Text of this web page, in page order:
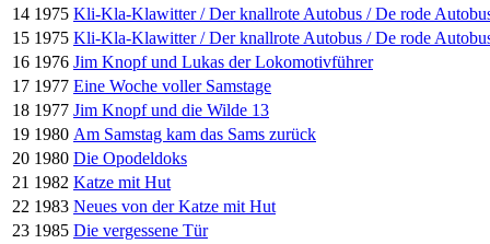
14 1975 Kli-Kla-Klawitter / Der knallrote Autobus / De rode
15 1975 Kli-Kla-Klawitter / Der knallrote Autobus / De rode
16 1976 Jim Knopf und Lukas der Lokomotivführer
17 1977 Eine Woche voller Samstage
18 1977 Jim Knopf und die Wilde 13
19 1980 Am Samstag kam das Sams zurück
20 1980 Die Opodeldoks
21 1982 Katze mit Hut
22 1983 Neues von der Katze mit Hut
23 1985 Die vergessene Tür